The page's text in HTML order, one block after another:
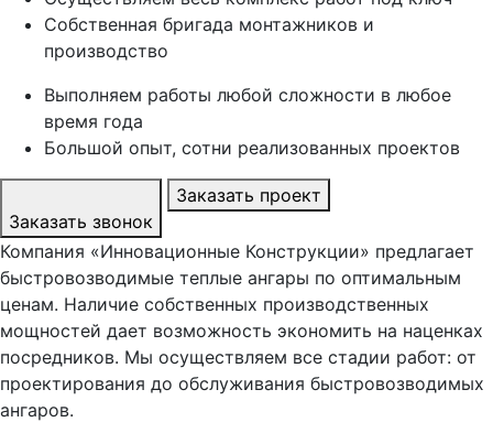
Собственная бригада монтажников и
производство
Выполняем работы любой сложности в любое
время года
Большой опыт, сотни реализованных проектов
Заказать звонок
Заказать проект
Компания «Инновационные Конструкции» предлагает
быстровозводимые теплые ангары по оптимальным
ценам. Наличие собственных производственных
мощностей дает возможность экономить на наценках
посредников. Мы осуществляем все стадии работ: от
проектирования до обслуживания быстровозводимых
ангаров.